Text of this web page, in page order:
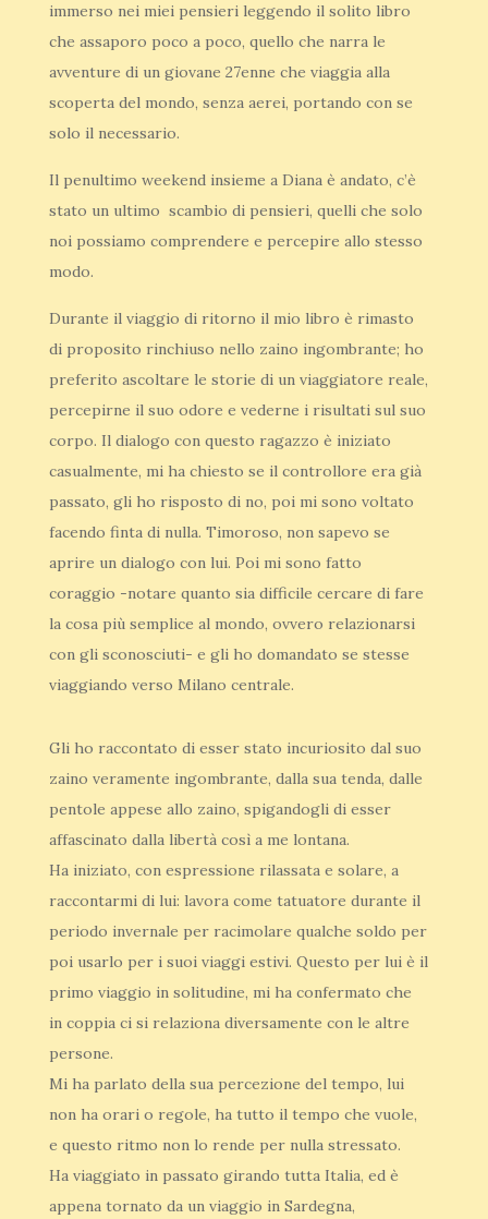
immerso nei miei pensieri leggendo il solito libro
che assaporo poco a poco, quello che narra le
avventure di un giovane 27enne che viaggia alla
scoperta del mondo, senza aerei, portando con se
solo il necessario.
Il penultimo weekend insieme a Diana è andato, c’è
stato un ultimo scambio di pensieri, quelli che solo
noi possiamo comprendere e percepire allo stesso
modo.
Durante il viaggio di ritorno il mio libro è rimasto
di proposito rinchiuso nello zaino ingombrante; ho
preferito ascoltare le storie di un viaggiatore reale,
percepirne il suo odore e vederne i risultati sul suo
corpo. Il dialogo con questo ragazzo è iniziato
casualmente, mi ha chiesto se il controllore era già
passato, gli ho risposto di no, poi mi sono voltato
facendo finta di nulla. Timoroso, non sapevo se
aprire un dialogo con lui. Poi mi sono fatto
coraggio -notare quanto sia difficile cercare di fare
la cosa più semplice al mondo, ovvero relazionarsi
con gli sconosciuti- e gli ho domandato se stesse
viaggiando verso Milano centrale.
Gli ho raccontato di esser stato incuriosito dal suo
zaino veramente ingombrante, dalla sua tenda, dalle
pentole appese allo zaino, spigandogli di esser
affascinato dalla libertà così a me lontana.
Ha iniziato, con espressione rilassata e solare, a
raccontarmi di lui: lavora come tatuatore durante il
periodo invernale per racimolare qualche soldo per
poi usarlo per i suoi viaggi estivi. Questo per lui è il
primo viaggio in solitudine, mi ha confermato che
in coppia ci si relaziona diversamente con le altre
persone.
Mi ha parlato della sua percezione del tempo, lui
non ha orari o regole, ha tutto il tempo che vuole,
e questo ritmo non lo rende per nulla stressato.
Ha viaggiato in passato girando tutta Italia, ed è
appena tornato da un viaggio in Sardegna,